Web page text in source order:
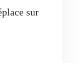
sur